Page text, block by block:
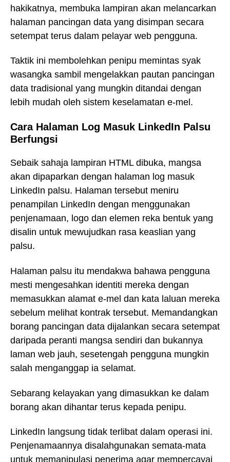
hakikatnya, membuka lampiran akan melancarkan
halaman pancingan data yang disimpan secara
setempat terus dalam pelayar web pengguna.
Taktik ini membolehkan penipu memintas syak
wasangka sambil mengelakkan pautan pancingan
data tradisional yang mungkin ditandai dengan
lebih mudah oleh sistem keselamatan e-mel.
Cara Halaman Log Masuk LinkedIn Palsu
Berfungsi
Sebaik sahaja lampiran HTML dibuka, mangsa
akan dipaparkan dengan halaman log masuk
LinkedIn palsu. Halaman tersebut meniru
penampilan LinkedIn dengan menggunakan
penjenamaan, logo dan elemen reka bentuk yang
disalin untuk mewujudkan rasa keaslian yang
palsu.
Halaman palsu itu mendakwa bahawa pengguna
mesti mengesahkan identiti mereka dengan
memasukkan alamat e-mel dan kata laluan mereka
sebelum melihat kontrak tersebut. Memandangkan
borang pancingan data dijalankan secara setempat
daripada peranti mangsa sendiri dan bukannya
laman web jauh, sesetengah pengguna mungkin
salah menganggap ia selamat.
Sebarang kelayakan yang dimasukkan ke dalam
borang akan dihantar terus kepada penipu.
LinkedIn langsung tidak terlibat dalam operasi ini.
Penjenamaannya disalahgunakan semata-mata
untuk memanipulasi penerima agar mempercayai